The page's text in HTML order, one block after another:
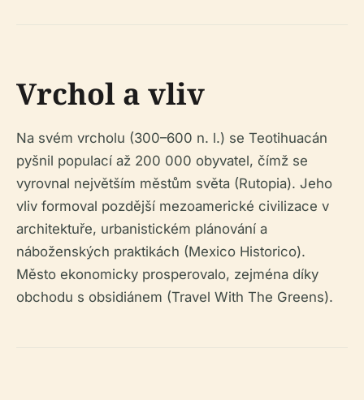
Vrchol a vliv
Na svém vrcholu (300–600 n. l.) se Teotihuacán
pyšnil populací až 200 000 obyvatel, čímž se
vyrovnal největším městům světa (Rutopia). Jeho
vliv formoval pozdější mezoamerické civilizace v
architektuře, urbanistickém plánování a
náboženských praktikách (Mexico Historico).
Město ekonomicky prosperovalo, zejména díky
obchodu s obsidiánem (Travel With The Greens).